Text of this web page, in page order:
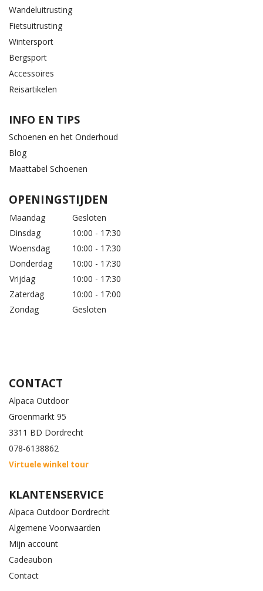
Wandeluitrusting
Fietsuitrusting
Wintersport
Bergsport
Accessoires
Reisartikelen
INFO EN TIPS
Schoenen en het Onderhoud
Blog
Maattabel Schoenen
OPENINGSTIJDEN
Maandag
Gesloten
Dinsdag
10:00 - 17:30
Woensdag
10:00 - 17:30
Donderdag
10:00 - 17:30
Vrijdag
10:00 - 17:30
Zaterdag
10:00 - 17:00
Zondag
Gesloten
CONTACT
Alpaca Outdoor
Groenmarkt 95
3311 BD Dordrecht
078-6138862
Virtuele winkel tour
KLANTENSERVICE
Alpaca Outdoor Dordrecht
Algemene Voorwaarden
Mijn account
Cadeaubon
Contact